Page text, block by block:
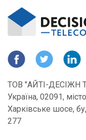
ТОВ "АЙТІ-ДЕСІЖН
Україна, 02091,
Харківське шосе,
277